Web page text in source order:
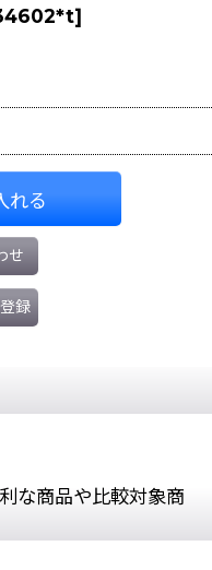
]
れる
せ
録
な商品や比較対象商